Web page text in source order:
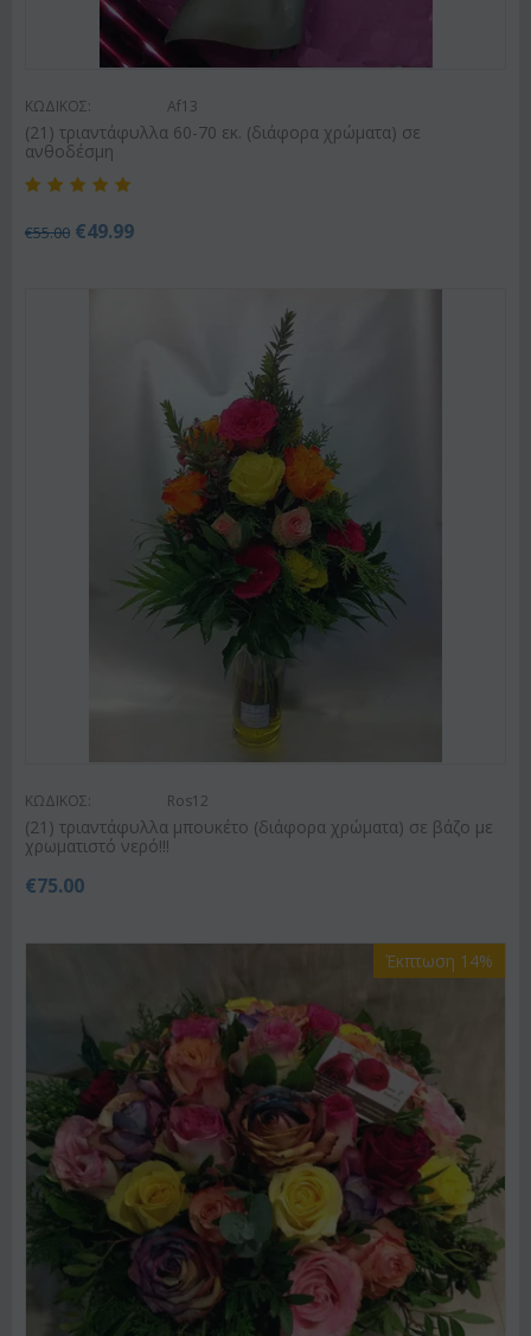
ΚΩΔΙΚΟΣ: Af13
(21) τριαντάφυλλα 60-70 εκ. (διάφορα χρώματα) σε
ανθοδέσμη
€55.00 €49.99
ΚΩΔΙΚΟΣ: Ros12
(21) τριαντάφυλλα μπουκέτο (διάφορα χρώματα) σε βάζο με
χρωματιστό νερό!!!
€75.00
Έκπτωση 14%